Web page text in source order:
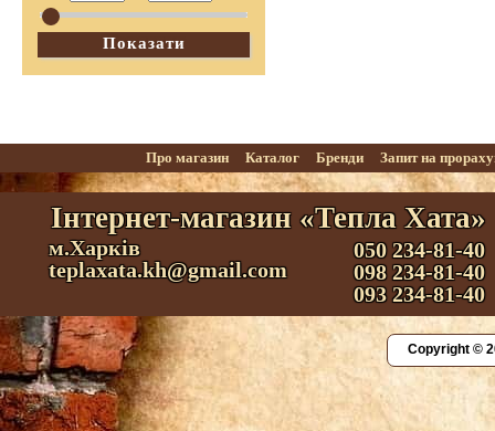
Показати
Про магазин Каталог Бренди Запит на
Інтернет-магазин «Тепла Хата»
м.Харків
teplaxata.kh@gmail.com
050 234-81-40
098 234-81-40
093 234-81-40
Copyright ©